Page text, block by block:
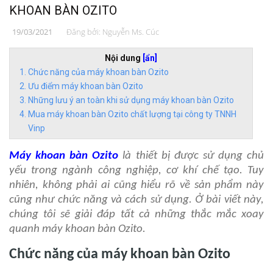
KHOAN BÀN OZITO
19/03/2021 Đăng bởi: Nguyễn Ms. Cúc
Nội dung [ẩn]
Chức năng của máy khoan bàn Ozito
Ưu điểm máy khoan bàn Ozito
Những lưu ý an toàn khi sử dụng máy khoan bàn Ozito
Mua máy khoan bàn Ozito chất lượng tại công ty TNNH
Vinp
Máy khoan bàn Ozito là thiết bị được sử dụng chủ
yếu trong ngành công nghiệp, cơ khí chế tạo. Tuy
nhiên, không phải ai cũng hiểu rõ về sản phẩm này
cũng như chức năng và cách sử dụng. Ở bài viết này,
chúng tôi sẽ giải đáp tất cả những thắc mắc xoay
quanh máy khoan bàn Ozito.
Chức năng của máy khoan bàn Ozito